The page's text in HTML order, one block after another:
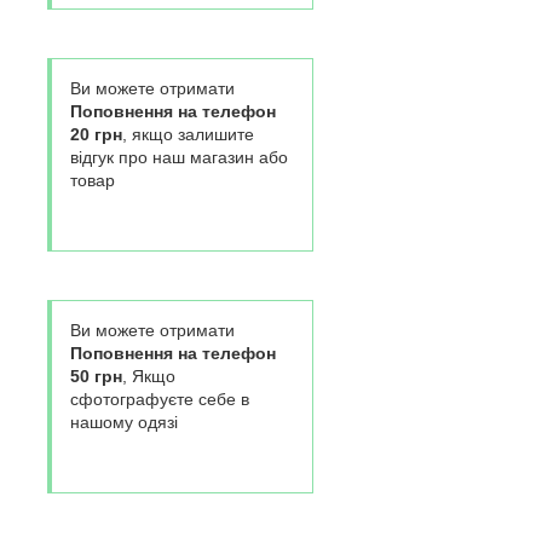
Ви можете отримати
Поповнення на телефон
20 грн, якщо залишите
відгук про наш магазин або
товар
Ви можете отримати
Поповнення на телефон
50 грн, Якщо
сфотографуєте себе в
нашому одязі